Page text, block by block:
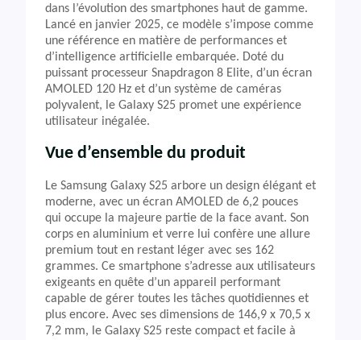
dans l’évolution des smartphones haut de gamme.
Lancé en janvier 2025, ce modèle s’impose comme
une référence en matière de performances et
d’intelligence artificielle embarquée. Doté du
puissant processeur Snapdragon 8 Elite, d’un écran
AMOLED 120 Hz et d’un système de caméras
polyvalent, le Galaxy S25 promet une expérience
utilisateur inégalée.
Vue d’ensemble du produit
Le Samsung Galaxy S25 arbore un design élégant et
moderne, avec un écran AMOLED de 6,2 pouces
qui occupe la majeure partie de la face avant. Son
corps en aluminium et verre lui confère une allure
premium tout en restant léger avec ses 162
grammes. Ce smartphone s’adresse aux utilisateurs
exigeants en quête d’un appareil performant
capable de gérer toutes les tâches quotidiennes et
plus encore. Avec ses dimensions de 146,9 x 70,5 x
7,2 mm, le Galaxy S25 reste compact et facile à